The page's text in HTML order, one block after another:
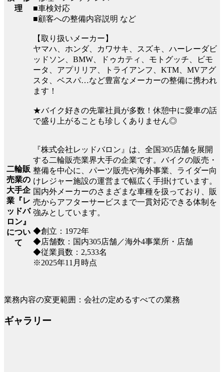
理
■車検対応
■顧客への整備内容説明 など
【取り扱いメーカー】
ヤマハ、ホンダ、カワサキ、スズキ、ハーレーダビ
ッドソン、BMW、ドゥカティ、モトグッチ、ビモ
ータ、アプリリア、トライアンフ、KTM、MVアグ
スタ、ベスパ…など豊富なメーカーの整備に携われ
ます！
★バイク好きの先輩社員が多数！休憩中に愛車の話
で盛り上がることも珍しくありません◎
二輪販
売業の
大手企
業『レ
ッドバ
ロン』
につい
て
『株式会社レッドバロン』は、全国305店舗を展開
する二輪販売業界大手の企業です。バイクの販売・
整備を中心に、パーツ販売や海外事業、ライダー向
けレジャー施設の運営まで幅広く手掛けています。
国内外メーカーのさまざまな車種を扱っており、販
売からアフターサービスまで一貫対応できる体制を
強みとしています。
◆創立：1972年
◆店舗数：国内305店舗／海外4事業所・店舗
◆従業員数：2,533名
※2025年11月時点
業務内容の変更範囲：会社の定めるすべての業務
ギャラリー